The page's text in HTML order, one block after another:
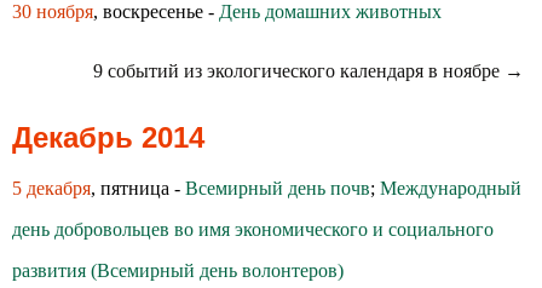
30 ноября, воскресенье - День домашних животных
9 событий из экологического календаря в ноябре →
Декабрь 2014
5 декабря, пятница - Всемирный день почв; Международный
день добровольцев во имя экономического и социального
развития (Всемирный день волонтеров)